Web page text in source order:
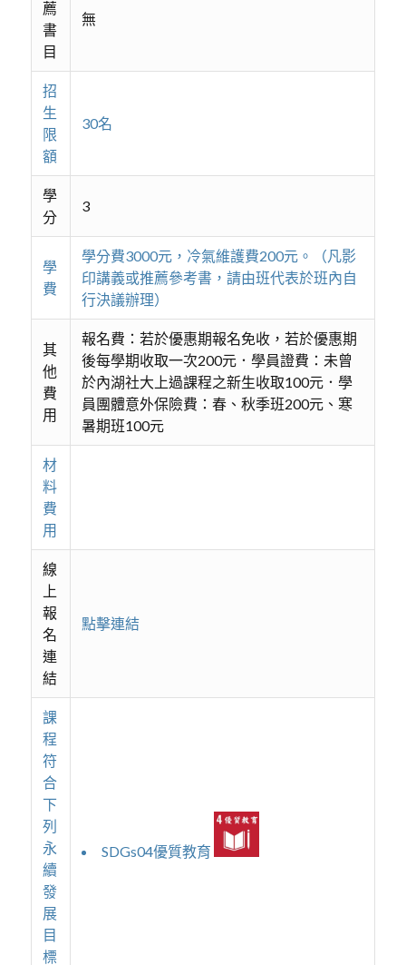
薦
書
目
無
招
生
限
額
30名
學
分
3
學
費
學分費3000元，冷氣維護費200元。（凡影
印講義或推薦參考書，請由班代表於班內自
行決議辦理）
其
他
費
用
報名費：若於優惠期報名免收，若於優惠期
後每學期收取一次200元．學員證費：未曾
於內湖社大上過課程之新生收取100元．學
員團體意外保險費：春、秋季班200元、寒
暑期班100元
材
料
費
用
線
上
報
名
連
結
點擊連結
課
程
符
合
下
列
永
續
發
展
目
標
SDGs04優質教育